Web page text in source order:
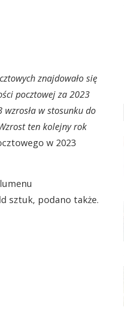
znajdowało się
pocztowej za 2023
wzrosła w stosunku do
ten kolejny rok
w 2023
sztuk, podano także.